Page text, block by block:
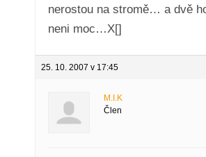
nerostou na stromě… a dvě
neni moc…X[]
25. 10. 2007 v 17:45
M.I.K
Člen